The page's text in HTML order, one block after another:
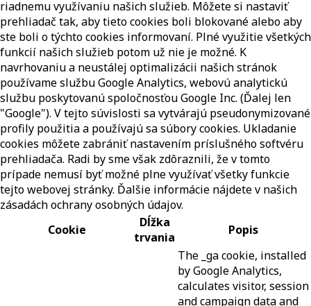
riadnemu využívaniu našich služieb. Môžete si nastaviť
prehliadač tak, aby tieto cookies boli blokované alebo aby
ste boli o týchto cookies informovaní. Plné využitie všetkých
funkcií našich služieb potom už nie je možné. K
navrhovaniu a neustálej optimalizácii našich stránok
používame službu Google Analytics, webovú analytickú
službu poskytovanú spoločnosťou Google Inc. (Ďalej len
"Google"). V tejto súvislosti sa vytvárajú pseudonymizované
profily použitia a používajú sa súbory cookies. Ukladanie
cookies môžete zabrániť nastavením príslušného softvéru
prehliadača. Radi by sme však zdôraznili, že v tomto
prípade nemusí byť možné plne využívať všetky funkcie
tejto webovej stránky. Ďalšie informácie nájdete v našich
zásadách ochrany osobných údajov.
Cookie
Dĺžka
trvania
Popis
The _ga cookie, installed
by Google Analytics,
calculates visitor, session
and campaign data and